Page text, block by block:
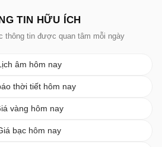
TIN HỮU ÍCH
thông tin được quan tâm mỗi ngày
âm hôm nay
thời tiết hôm nay
vàng hôm nay
bạc hôm nay